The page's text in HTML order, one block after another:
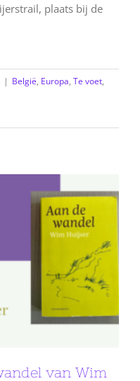
plaats bij de
| België, Europa, Te voet,
van Wim